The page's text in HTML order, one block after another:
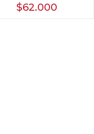
$62.000